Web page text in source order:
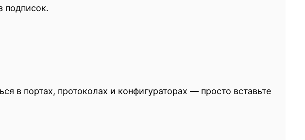
подписок.
в портах, протоколах и конфигураторах — просто вставьте